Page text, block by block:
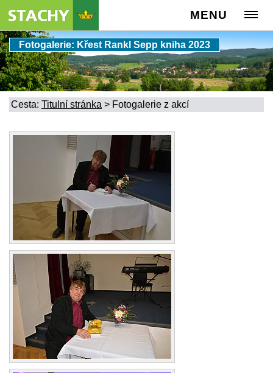
MENU
Fotogalerie: Křest Rankl Sepp kniha 2023
Cesta: Titulní stránka > Fotogalerie z akcí